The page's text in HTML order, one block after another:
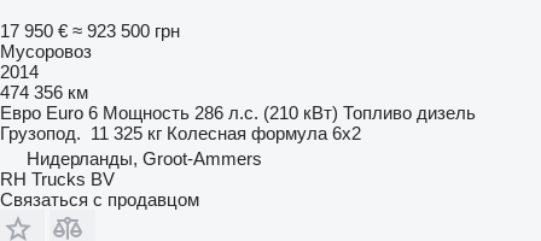
17 950 € ≈ 923 500 грн
Мусоровоз
2014
474 356 км
Евро Euro 6 Мощность 286 л.с. (210 кВт) Топливо дизель
Грузопод. 11 325 кг Колесная формула 6x2
Нидерланды, Groot-Ammers
RH Trucks BV
Связаться с продавцом